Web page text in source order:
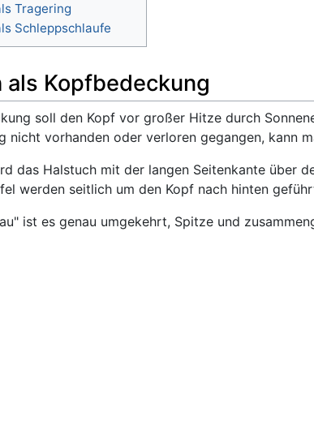
Tragering
Schleppschlaufe
als Kopfbedeckung
soll den Kopf vor großer Hitze durch
nicht vorhanden oder verloren gegangen, kann
das Halstuch mit der langen Seitenkante über
werden seitlich um den Kopf nach hinten
ist es genau umgekehrt, Spitze und